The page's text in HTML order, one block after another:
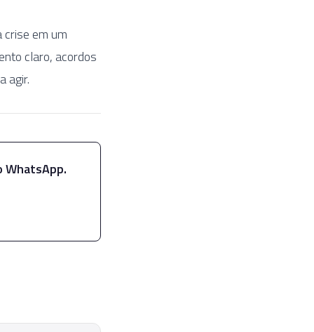
em um
claro, acordos
agir.
WhatsApp.